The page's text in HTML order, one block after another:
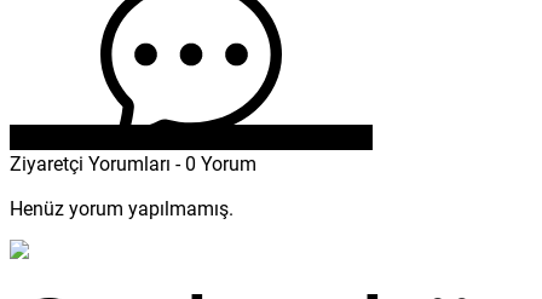
Ziyaretçi Yorumları - 0 Yorum
Henüz yorum yapılmamış.